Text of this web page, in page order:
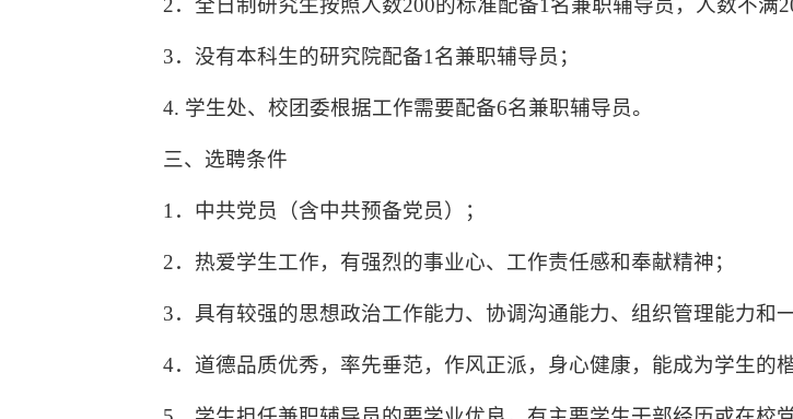
2．全日制研究生按照人数200的标准配备1 名兼职辅导员，人数不满
3．没有本科生的研究院配备1 名兼职辅导员；
4. 学生处、校团委根据工作需要配备6名兼职辅导员。
三、选聘条件
1 ．中共党员（含中共预备党员）；
2．热爱学生工作，有强烈的事业心、工作责任感和奉献精神；
3．具有较强的思想政治工作能力、协调沟通能力、组织管理能力和
4．道德品质优秀，率先垂范，作风正派，身心健康，能成为学生的楷